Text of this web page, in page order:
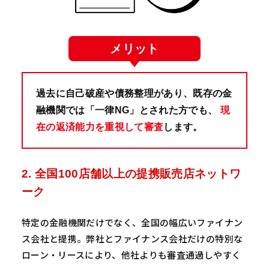
メリット
過去に自己破産や債務整理があり、既存の金
融機関では「一律NG」とされた方でも、 現
在の返済能力を重視して審査します。
2. 全国100店舗以上の提携販売店ネットワ
ーク
特定の金融機関だけでなく、全国の幅広いファイナン
ス会社と提携。弊社とファイナンス会社だけの特別な
ローン・リースにより、他社よりも審査通過しやすく